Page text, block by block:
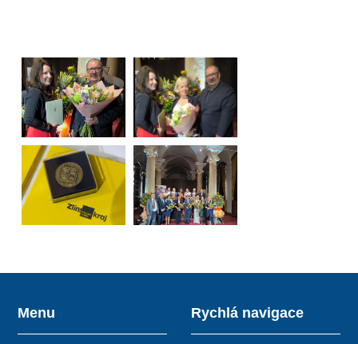
Menu Rychlá navigace